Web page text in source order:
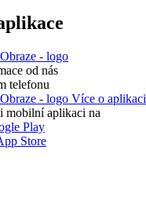
od nás
telefonu
Více o aplikaci
mobilní aplikaci na